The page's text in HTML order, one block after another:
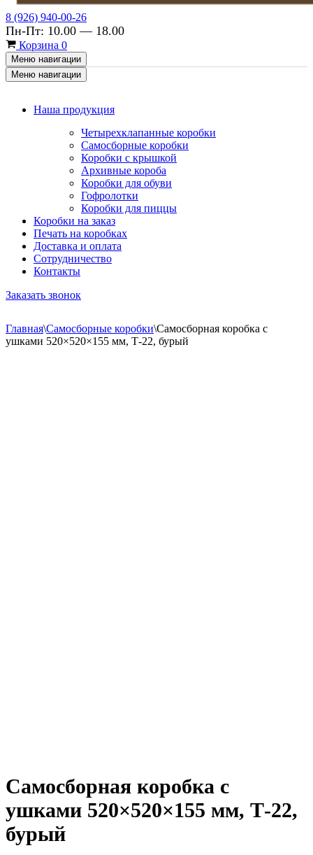
8 (926) 940-00-26
Пн-Пт: 10.00 — 18.00
Корзина 0
Меню навигации
Меню навигации
Наша продукция
Четырехклапанные коробки
Самосборные коробки
Коробки с крышкой
Архивные короба
Коробки для обуви
Гофролотки
Коробки для пиццы
Коробки на заказ
Печать на коробках
Доставка и оплата
Сотрудничество
Контакты
Заказать звонок
Главная\Самосборные коробки\Самосборная коробка с
ушками 520×520×155 мм, Т-22, бурый
Самосборная коробка с
ушками 520×520×155 мм, Т-22,
бурый